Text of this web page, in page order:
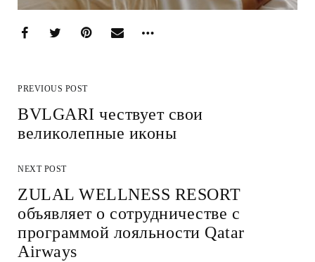
PREVIOUS POST
BVLGARI чествует свои
великолепные иконы
NEXT POST
ZULAL WELLNESS RESORT
объявляет о сотрудничестве с
программой лояльности Qatar
Airways